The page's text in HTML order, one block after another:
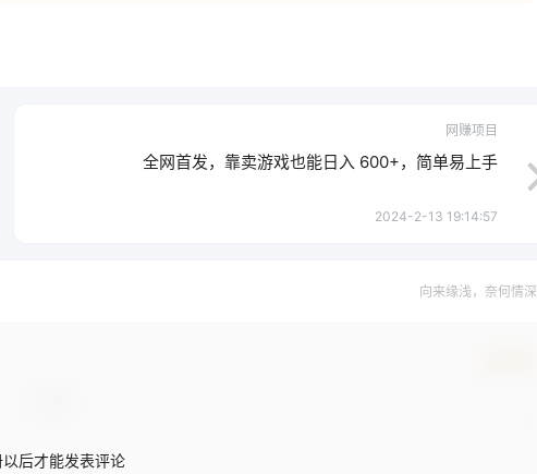
网赚项目
全网首发，靠卖游戏也能日入 600+，简单易上手
2024-2-13 19:14:57
向来缘浅，奈何情深
后才能发表评论